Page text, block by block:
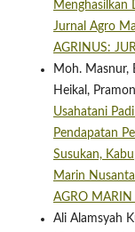
Menghasilkan
Jurnal Agro
AGRINUS:
Moh. Masnur,
Heikal,
Usahatani
Pendapatan
Susukan,
Marin
AGRO MARIN
Ali Alamsyah